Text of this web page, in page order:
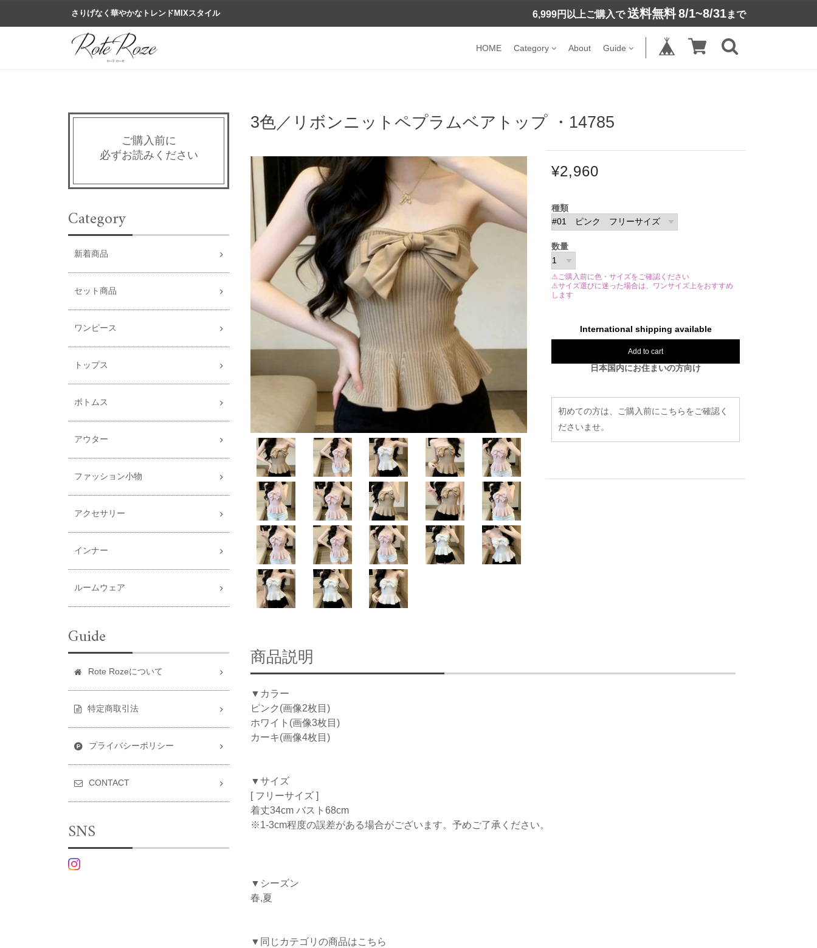
さりげなく華やかなトレンドMIXスタイル 6,999円以上ご購入で 送料無料8/1~8/31まで
HOME Category About Guide
3色／リボンニットペプラムベアトップ ・14785
¥2,960
種類
数量
⚠ご購入前に色・サイズをご確認ください
⚠サイズ選びに迷った場合は、ワンサイズ上をおすすめ
します
International shipping available
Add to cart
日本国内にお住まいの方向け
初めての方は、ご購入前にこちらをご確認く
ださいませ。
商品説明
▼カラー
ピンク(画像2枚目)
ホワイト(画像3枚目)
カーキ(画像4枚目)
▼サイズ
[ フリーサイズ ]
着丈34cm バスト68cm
※1-3cm程度の誤差がある場合がございます。予めご了承ください。
▼シーズン
春,夏
▼同じカテゴリの商品はこちら
ご購入前に
必ずお読みください
Category
新着商品
セット商品
ワンピース
トップス
ボトムス
アウター
ファッション小物
アクセサリー
インナー
ルームウェア
Guide
Rote Rozeについて
特定商取引法
プライバシーポリシー
CONTACT
SNS